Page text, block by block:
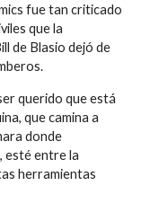
fue tan criticado
que la
de Blasio dejó de
querido que está
que camina a
donde
esté entre la
herramientas